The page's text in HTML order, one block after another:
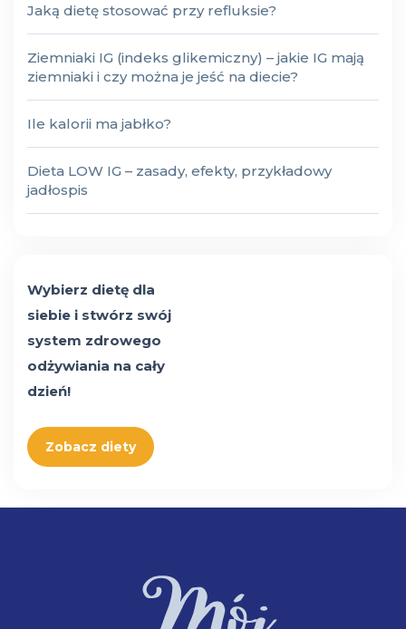
Jaką dietę stosować przy refluksie?
Ziemniaki IG (indeks glikemiczny) – jakie IG mają
ziemniaki i czy można je jeść na diecie?
Ile kalorii ma jabłko?
Dieta LOW IG – zasady, efekty, przykładowy
jadłospis
Wybierz dietę dla
siebie i stwórz swój
system zdrowego
odżywiania na cały
dzień!
Zobacz diety